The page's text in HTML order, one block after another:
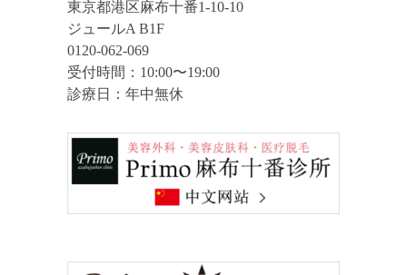
ようにしてください。
傷跡が赤く盛り上がることがありま
す。傷の治りを良くするクリーム、
注射、内服薬などで治療を行いま
す。必要があれば切除再縫合で改善
あります。
鼻先が高すぎる
必要に応じ低くする修正手術をおこ
ないます。
鼻が下向きすぎる、上向き過ぎる
をおこないます。
東京都港区麻布十番1-10-10
ジュールA B1F
0120-062-069
受付時間：10:00〜19:00
診療日：年中無休